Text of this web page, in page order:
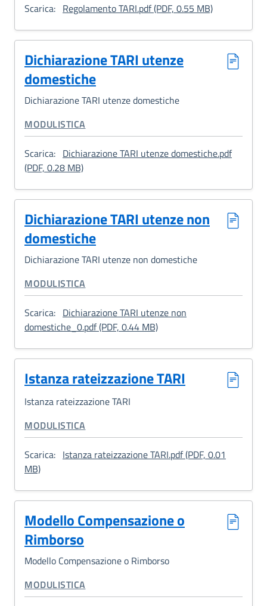
Scarica: Regolamento TARI.pdf (PDF, 0.55 MB):
Dichiarazione TARI utenze
domestiche
Dichiarazione TARI utenze domestiche
CATEGORIA CORRELATA:
MODULISTICA
Scarica: Dichiarazione TARI utenze domestiche.pdf
(PDF, 0.28 MB): Dichiarazione TARI utenze domestiche
Dichiarazione TARI utenze non
domestiche
Dichiarazione TARI utenze non domestiche
CATEGORIA CORRELATA:
MODULISTICA
Scarica: Dichiarazione TARI utenze non
domestiche_0.pdf (PDF, 0.44 MB): Dichiarazione TARI
Istanza rateizzazione TARI
Istanza rateizzazione TARI
CATEGORIA CORRELATA:
MODULISTICA
Scarica: Istanza rateizzazione TARI.pdf (PDF, 0.01
MB): Istanza rateizzazione TARI
Modello Compensazione o
Rimborso
Modello Compensazione o Rimborso
CATEGORIA CORRELATA:
MODULISTICA